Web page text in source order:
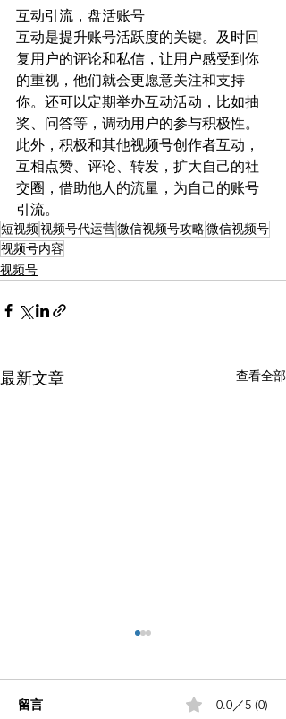
互动引流，盘活账号​
互动是提升账号活跃度的关键。及时回
复用户的评论和私信，让用户感受到你
的重视，他们就会更愿意关注和支持
你。还可以定期举办互动活动，比如抽
奖、问答等，调动用户的参与积极性。
此外，积极和其他视频号创作者互动，
互相点赞、评论、转发，扩大自己的社
交圈，借助他人的流量，为自己的账号
引流。
短视频视频号代运营微信视频号攻略微信视频号
视频号内容
视频号
最新文章 查看全部
留言 0.0／5 (0)